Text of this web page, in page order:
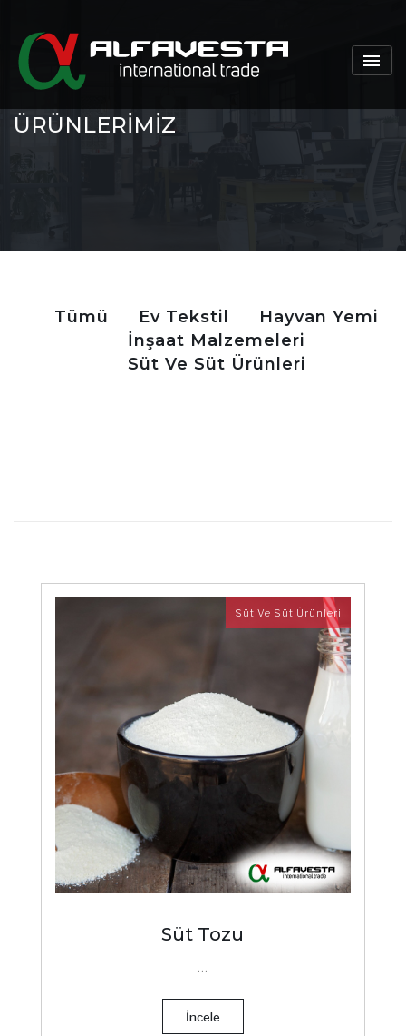
ÜRÜNLERİMİZ
Tümü Ev Tekstil
Hayvan Yemi
İnşaat Malzemeleri
Süt Ve Süt Ürünleri
Süt Ve Süt Ürünleri
Süt Tozu
İncele